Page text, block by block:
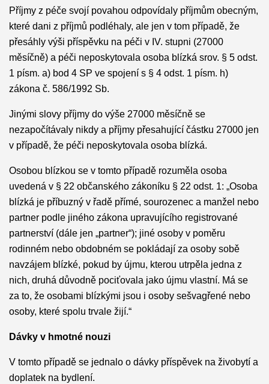
Příjmy z péče svojí povahou odpovídaly příjmům obecným,
které dani z příjmů podléhaly, ale jen v tom případě, že
přesáhly výši příspěvku na péči v IV. stupni (27000
měsíčně) a péči neposkytovala osoba blízká srov. § 5 odst.
1 písm. a) bod 4 SP ve spojení s § 4 odst. 1 písm. h)
zákona č. 586/1992 Sb.
Jinými slovy příjmy do výše 27000 měsíčně se
nezapočítávaly nikdy a příjmy přesahující částku 27000 jen
v případě, že péči neposkytovala osoba blízká.
Osobou blízkou se v tomto případě rozuměla osoba
uvedená v § 22 občanského zákoníku § 22 odst. 1: „Osoba
blízká je příbuzný v řadě přímé, sourozenec a manžel nebo
partner podle jiného zákona upravujícího registrované
partnerství (dále jen „partner“); jiné osoby v poměru
rodinném nebo obdobném se pokládají za osoby sobě
navzájem blízké, pokud by újmu, kterou utrpěla jedna z
nich, druhá důvodně pociťovala jako újmu vlastní. Má se
za to, že osobami blízkými jsou i osoby sešvagřené nebo
osoby, které spolu trvale žijí.“
Dávky v hmotné nouzi
V tomto případě se jednalo o dávky příspěvek na živobytí a
doplatek na bydlení.